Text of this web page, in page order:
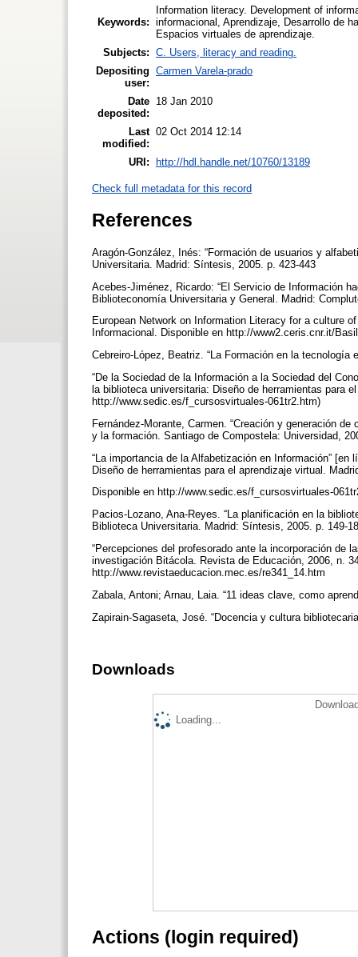
Keywords:
Information literacy. Development of
informacional, Aprendizaje, Desarrollo de
Espacios virtuales de aprendizaje.
Subjects: C. Users, literacy and reading.
Depositing
user:
Carmen Varela-prado
Date
deposited:
18 Jan 2010
Last
modified:
02 Oct 2014 12:14
URI: http://hdl.handle.net/10760/13189
Check full metadata for this record
References
Aragón-González, Inés: “Formación de usuarios y
Universitaria. Madrid: Síntesis, 2005. p. 423-443
Acebes-Jiménez, Ricardo: “El Servicio de Información
Biblioteconomía Universitaria y General. Madrid:
European Network on Information Literacy for a culture
Informacional. Disponible en http://www2.ceris.cnr.it/
Cebreiro-López, Beatriz. “La Formación en la
“De la Sociedad de la Información a la Sociedad del
la biblioteca universitaria: Diseño de herramientas para
http://www.sedic.es/f_cursosvirtuales-061tr2.htm)
Fernández-Morante, Carmen. “Creación y generación
y la formación. Santiago de Compostela: Universidad,
“La importancia de la Alfabetización en Información”
Diseño de herramientas para el aprendizaje virtual.
Disponible en http://www.sedic.es/f_cursosvirtuales-
Pacios-Lozano, Ana-Reyes. “La planificación en la
Biblioteca Universitaria. Madrid: Síntesis, 2005. p. 149-
“Percepciones del profesorado ante la incorporación de
investigación Bitácola. Revista de Educación, 2006, n.
http://www.revistaeducacion.mec.es/re341_14.htm
Zabala, Antoni; Arnau, Laia. “11 ideas clave, como
Zapirain-Sagaseta, José. “Docencia y cultura
Downloads
Loading...
Actions (login required)